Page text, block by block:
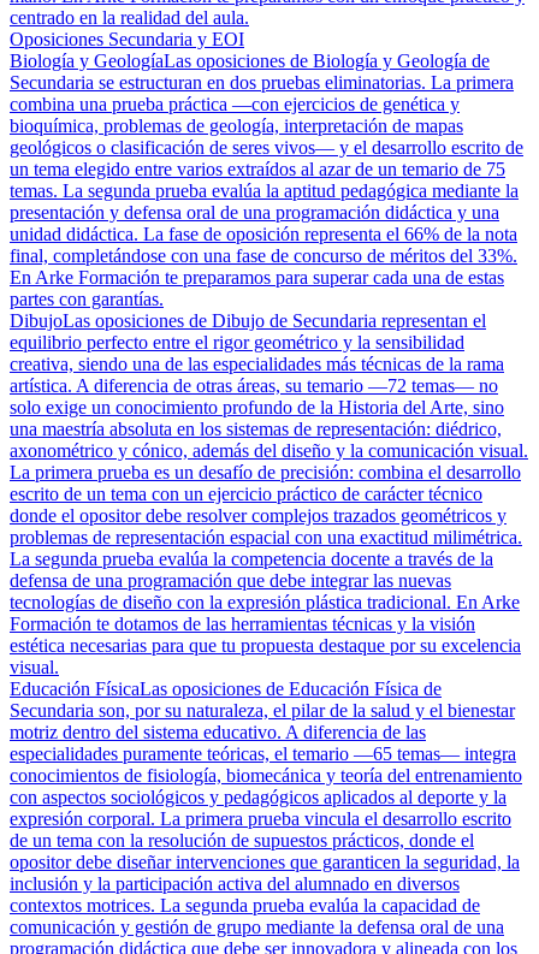
centrado en la realidad del aula.
Oposiciones Secundaria y EOI
Biología y GeologíaLas oposiciones de Biología y Geología de
Secundaria se estructuran en dos pruebas eliminatorias. La primera
combina una prueba práctica —con ejercicios de genética y
bioquímica, problemas de geología, interpretación de mapas
geológicos o clasificación de seres vivos— y el desarrollo escrito de
un tema elegido entre varios extraídos al azar de un temario de 75
temas. La segunda prueba evalúa la aptitud pedagógica mediante la
presentación y defensa oral de una programación didáctica y una
unidad didáctica. La fase de oposición representa el 66% de la nota
final, completándose con una fase de concurso de méritos del 33%.
En Arke Formación te preparamos para superar cada una de estas
partes con garantías.
DibujoLas oposiciones de Dibujo de Secundaria representan el
equilibrio perfecto entre el rigor geométrico y la sensibilidad
creativa, siendo una de las especialidades más técnicas de la rama
artística. A diferencia de otras áreas, su temario —72 temas— no
solo exige un conocimiento profundo de la Historia del Arte, sino
una maestría absoluta en los sistemas de representación: diédrico,
axonométrico y cónico, además del diseño y la comunicación visual.
La primera prueba es un desafío de precisión: combina el desarrollo
escrito de un tema con un ejercicio práctico de carácter técnico
donde el opositor debe resolver complejos trazados geométricos y
problemas de representación espacial con una exactitud milimétrica.
La segunda prueba evalúa la competencia docente a través de la
defensa de una programación que debe integrar las nuevas
tecnologías de diseño con la expresión plástica tradicional. En Arke
Formación te dotamos de las herramientas técnicas y la visión
estética necesarias para que tu propuesta destaque por su excelencia
visual.
Educación FísicaLas oposiciones de Educación Física de
Secundaria son, por su naturaleza, el pilar de la salud y el bienestar
motriz dentro del sistema educativo. A diferencia de las
especialidades puramente teóricas, el temario —65 temas— integra
conocimientos de fisiología, biomecánica y teoría del entrenamiento
con aspectos sociológicos y pedagógicos aplicados al deporte y la
expresión corporal. La primera prueba vincula el desarrollo escrito
de un tema con la resolución de supuestos prácticos, donde el
opositor debe diseñar intervenciones que garanticen la seguridad, la
inclusión y la participación activa del alumnado en diversos
contextos motrices. La segunda prueba evalúa la capacidad de
comunicación y gestión de grupo mediante la defensa oral de una
programación didáctica que debe ser innovadora y alineada con los